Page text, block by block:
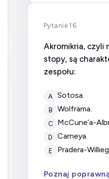
Pytanie 16
Akromikria, czyli
stopy, są
zespołu:
A Sotosa.
B Wolframa.
C McCune’a-
D Carneya.
E Pradera-
Poznaj